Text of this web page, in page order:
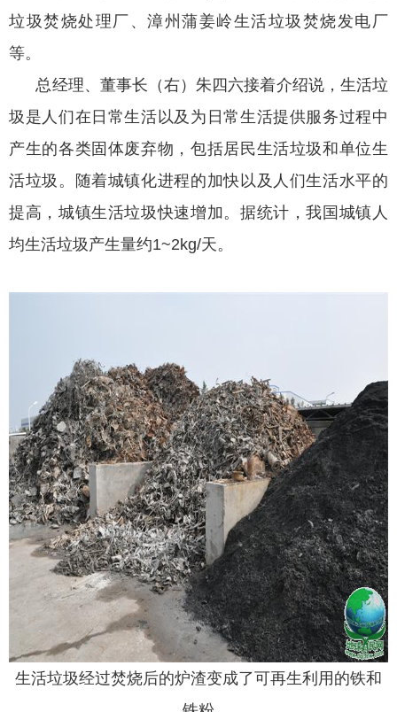
垃圾焚烧处理厂、漳州蒲姜岭生活垃圾焚烧发电厂
等。
总经理、董事长（右）朱四六接着介绍说，生活垃
圾是人们在日常生活以及为日常生活提供服务过程中
产生的各类固体废弃物，包括居民生活垃圾和单位生
活垃圾。随着城镇化进程的加快以及人们生活水平的
提高，城镇生活垃圾快速增加。据统计，我国城镇人
均生活垃圾产生量约1~2kg/天。
生活垃圾经过焚烧后的炉渣变成了可再生利用的铁和